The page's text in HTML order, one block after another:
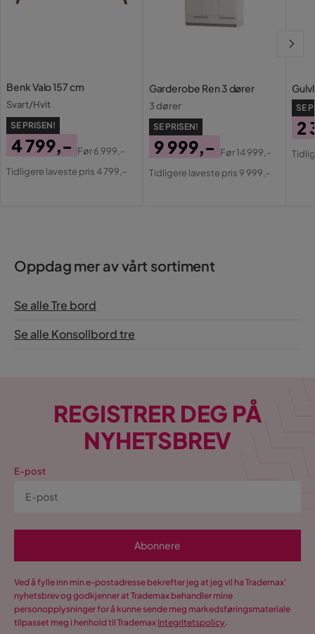
Benk Valo 157 cm
Svart/Hvit
SE PRISEN!
Pris
4 799,-
Original
Før6 999,-
Tidligere laveste pris 4 799,-
Garderobe Ren 3 dører
3 dører
SE PRISEN!
Pris
9 999,-
Original
Før14 999,-
Tidligere laveste pris 9 999,-
SE
2
Oppdag mer av vårt sortiment
Se alle Tre bord
Se alle Konsollbord tre
REGISTRER DEG PÅ
NYHETSBREV
E-post
Abonnere
Ved å fylle inn min e-postadresse bekrefter jeg at jeg vil ha Trademax’
nyhetsbrev og godkjenner at Trademax behandler mine
personopplysninger for å kunne sende meg markedsføringsmateriale
tilpasset meg i henhold til Trademax Integritetspolicy.